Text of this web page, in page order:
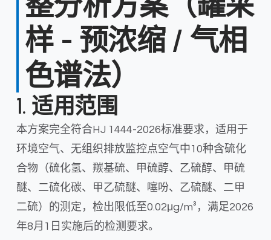
样 - 预浓缩 / 气相
色谱法）
1. 适用范围
本方案完全符合HJ 1444-2026标准要求，适用于
环境空气、无组织排放监控点空气中10种含硫化
合物（硫化氢、羰基硫、甲硫醇、乙硫醇、甲硫
醚、二硫化碳、甲乙硫醚、噻吩、乙硫醚、二甲
二硫）的测定，检出限低至0.02μg/m³，满足2026
年8月1日实施后的检测要求。